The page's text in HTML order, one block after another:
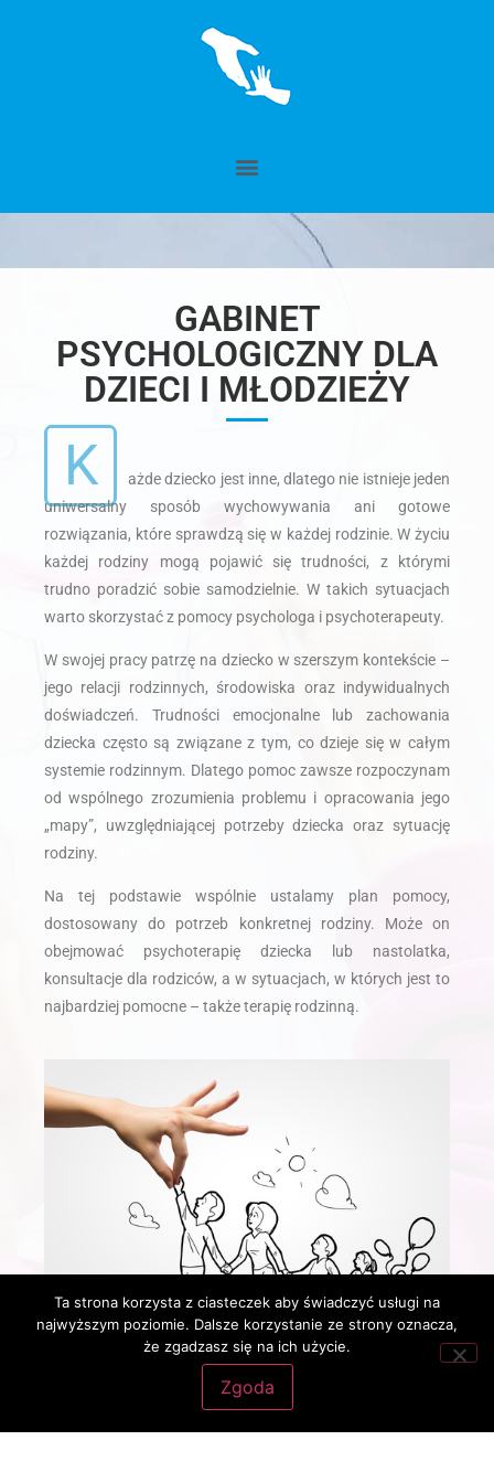
GABINET
PSYCHOLOGICZNY DLA
DZIECI I MŁODZIEŻY
K
ażde dziecko jest inne, dlatego nie istnieje jeden
uniwersalny sposób wychowywania ani gotowe
rozwiązania, które sprawdzą się w każdej rodzinie. W życiu
każdej rodziny mogą pojawić się trudności, z którymi
trudno poradzić sobie samodzielnie. W takich sytuacjach
warto skorzystać z pomocy psychologa i psychoterapeuty.
W swojej pracy patrzę na dziecko w szerszym kontekście –
jego relacji rodzinnych, środowiska oraz indywidualnych
doświadczeń. Trudności emocjonalne lub zachowania
dziecka często są związane z tym, co dzieje się w całym
systemie rodzinnym. Dlatego pomoc zawsze rozpoczynam
od wspólnego zrozumienia problemu i opracowania jego
„mapy”, uwzględniającej potrzeby dziecka oraz sytuację
rodziny.
Na tej podstawie wspólnie ustalamy plan pomocy,
dostosowany do potrzeb konkretnej rodziny. Może on
obejmować psychoterapię dziecka lub nastolatka,
konsultacje dla rodziców, a w sytuacjach, w których jest to
najbardziej pomocne – także terapię rodzinną.
Ta strona korzysta z ciasteczek aby świadczyć usługi na
najwyższym poziomie. Dalsze korzystanie ze strony oznacza,
że zgadzasz się na ich użycie.
Zgoda